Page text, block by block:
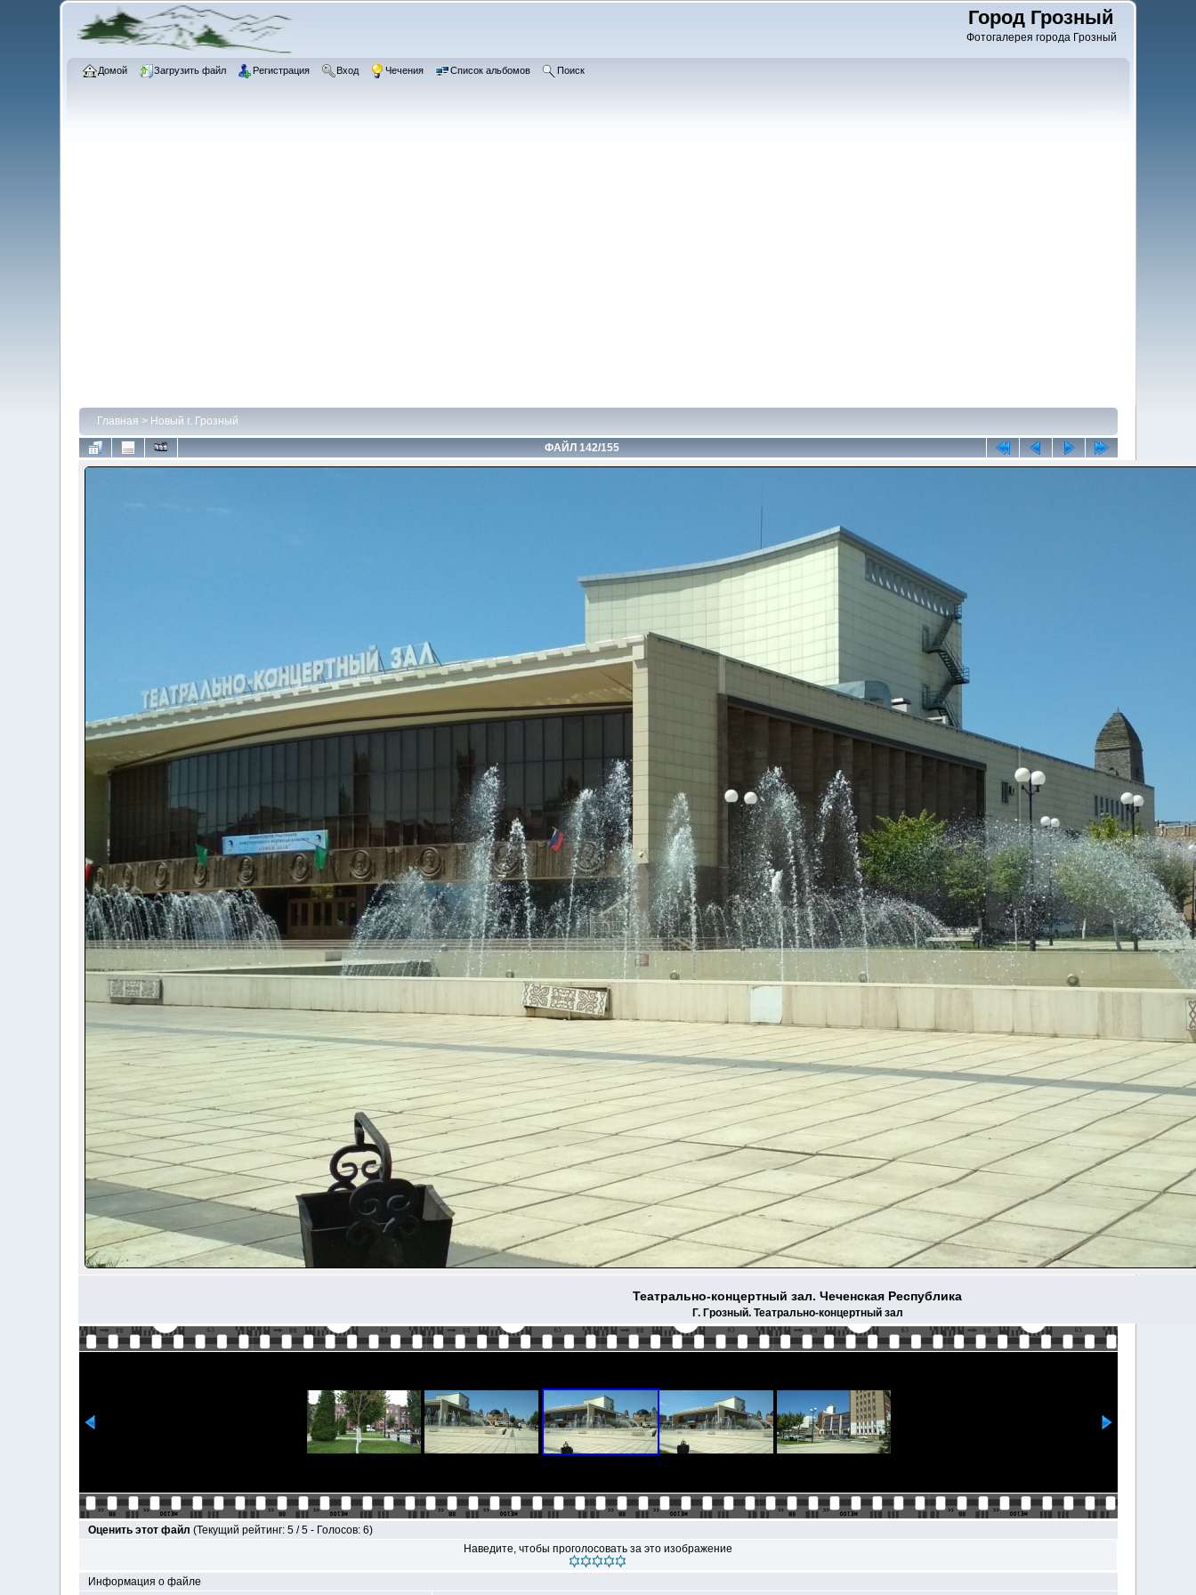
Город Грозный
Фотогалерея города Грозный
Домой Загрузить файл Регистрация Вход Чечения Список альбомов Поиск
Главная > Новый г. Грозный
ФАЙЛ 142/155
Театрально-концертный зал. Чеченская Республика
Г. Грозный. Театрально-концертный зал
Оценить этот файл (Текущий рейтинг: 5 / 5 - Голосов: 6)
Наведите, чтобы проголосовать за это изображение
Информация о файле